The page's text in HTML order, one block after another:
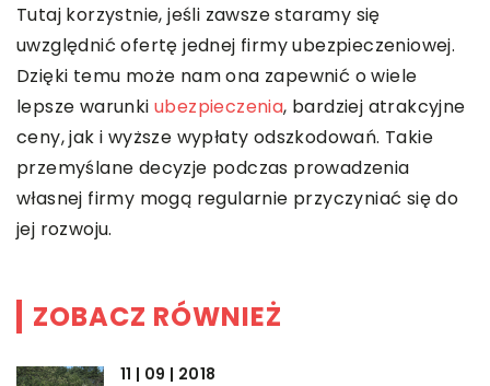
Tutaj korzystnie, jeśli zawsze staramy się
uwzględnić ofertę jednej firmy ubezpieczeniowej.
Dzięki temu może nam ona zapewnić o wiele
lepsze warunkiubezpieczenia, bardziej atrakcyjne
ceny, jak i wyższe wypłaty odszkodowań. Takie
przemyślane decyzje podczas prowadzenia
własnej firmy mogą regularnie przyczyniać się do
jej rozwoju.
ZOBACZ RÓWNIEŻ
11 | 09 | 2018